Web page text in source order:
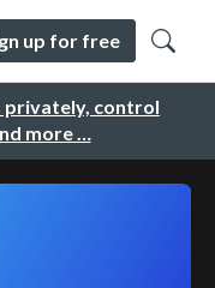
privately, control
more …
up for free